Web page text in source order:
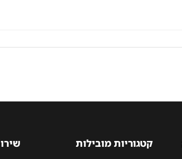
קטגוריות מובילות